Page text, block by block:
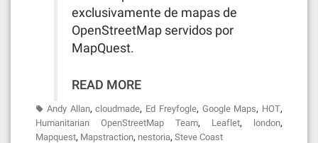
exclusivamente de mapas de
OpenStreetMap servidos por
MapQuest.
READ MORE
Andy Allan,cloudmade, Ed Freyfogle, Google Maps, HOT,
Humanitarian OpenStreetMap Team, Leaflet, london,
Mapquest, Mapstraction, nestoria, Steve Coast